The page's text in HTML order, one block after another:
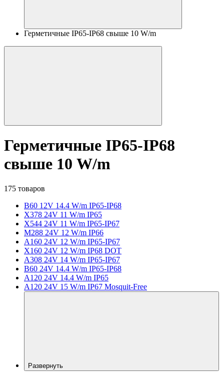
Герметичные IP65-IP68 свыше 10 W/m
Герметичные IP65-IP68
свыше 10 W/m
175 товаров
B60 12V 14.4 W/m IP65-IP68
X378 24V 11 W/m IP65
X544 24V 11 W/m IP65-IP67
M288 24V 12 W/m IP66
A160 24V 12 W/m IP65-IP67
X160 24V 12 W/m IP68 DOT
A308 24V 14 W/m IP65-IP67
B60 24V 14.4 W/m IP65-IP68
A120 24V 14.4 W/m IP65
A120 24V 15 W/m IP67 Mosquit-Free
Развернуть